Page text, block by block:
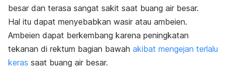
besar dan terasa sangat sakit saat buang air besar.
Hal itu dapat menyebabkan wasir atau ambeien.
Ambeien dapat berkembang karena peningkatan
tekanan di rektum bagian bawah akibat mengejan terlalu
keras saat buang air besar.